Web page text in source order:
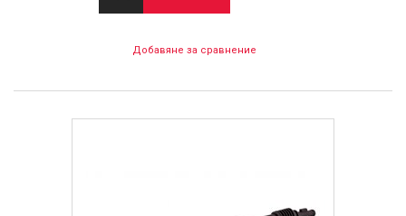
Добавяне за сравнение